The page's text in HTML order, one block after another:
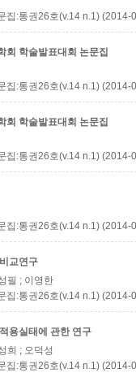
집:통권26호(v.14 n.1) (2014-
회 학술발표대회 논문집
집:통권26호(v.14 n.1) (2014-
회 학술발표대회 논문집
집:통권26호(v.14 n.1) (2014-
집:통권26호(v.14 n.1) (2014-
교연구
필 ; 이영한
집:통권26호(v.14 n.1) (2014-
용실태에 관한 연구
희 ; 오덕성
집:통권26호(v.14 n.1) (2014-